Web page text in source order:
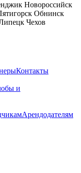
Новороссийск
Обнинск
Чехов
Контакты
и
Арендодателям